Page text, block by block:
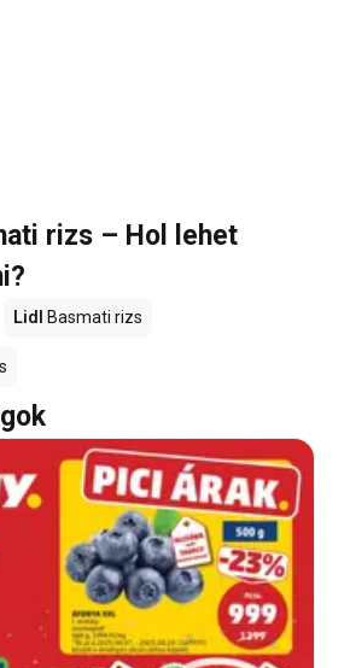
rizs – Hol lehet
Lidl Basmati rizs